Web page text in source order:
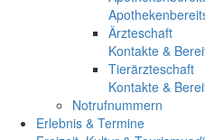
Ärzteschaft
Kontakte &
Tierärzteschaft
Kontakte &
Notrufnummern
Erlebnis & Termine